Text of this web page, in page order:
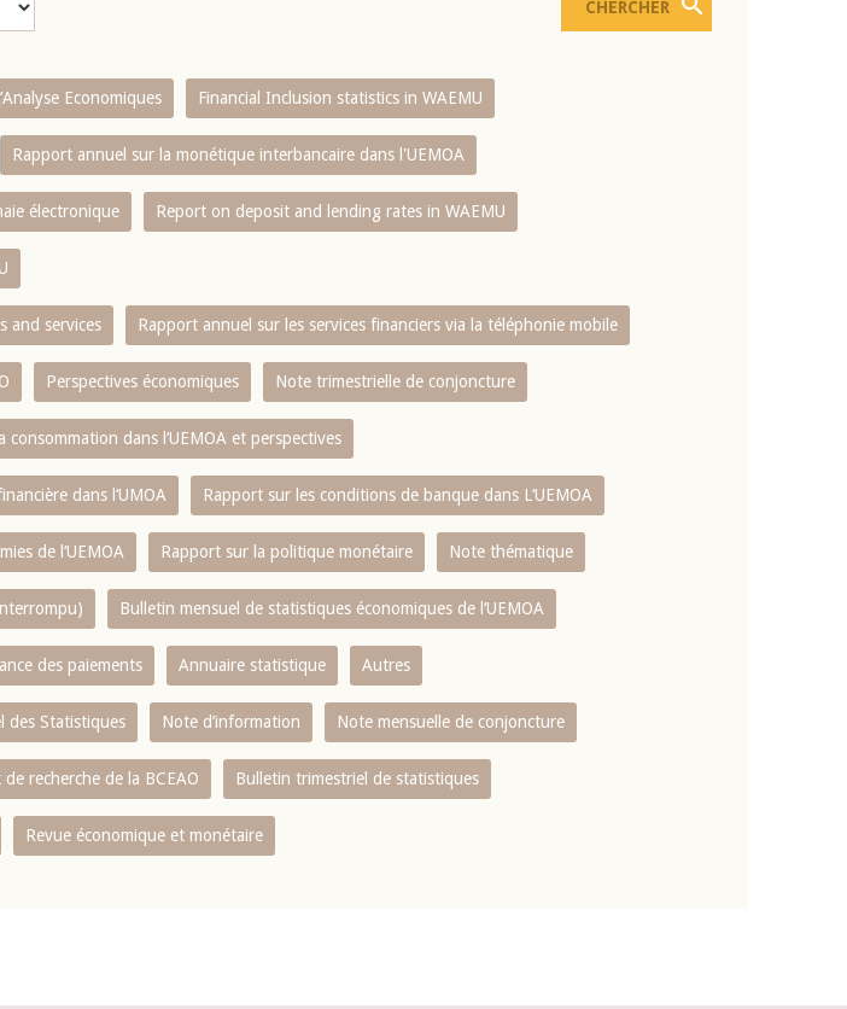
Economiques Financial Inclusion statistics in WAEMU
Rapport annuel sur la monétique interbancaire dans l'UEMOA
électronique Report on deposit and lending rates in WAEMU
and services Rapport annuel sur les services financiers via la téléphonie mobile
Perspectives économiques Note trimestrielle de conjoncture
dans l‘UEMOA et perspectives
dans l‘UMOA Rapport sur les conditions de banque dans L‘UEMOA
de l‘UEMOA Rapport sur la politique monétaire Note thématique
Bulletin mensuel de statistiques économiques de l‘UEMOA
des paiements Annuaire statistique Autres
des Statistiques Note d’information Note mensuelle de conjoncture
recherche de la BCEAO Bulletin trimestriel de statistiques
Revue économique et monétaire